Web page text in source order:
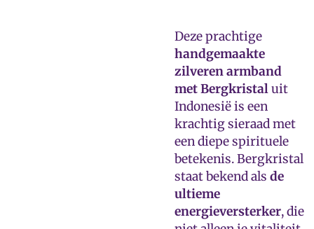
Deze prachtige
handgemaakte
zilveren armband
met Bergkristaluit
Indonesië is een
krachtig sieraad met
een diepe spirituele
betekenis. Bergkristal
staat bekend als de
ultieme
energieversterker, die